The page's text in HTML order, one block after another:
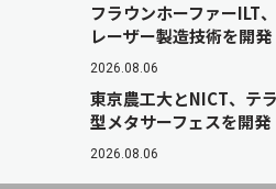
フラウンホーファーILT
レーザー製造技術を開発
2026.08.06
東京農工大とNICT、テ
型メタサーフェスを開発
2026.08.06